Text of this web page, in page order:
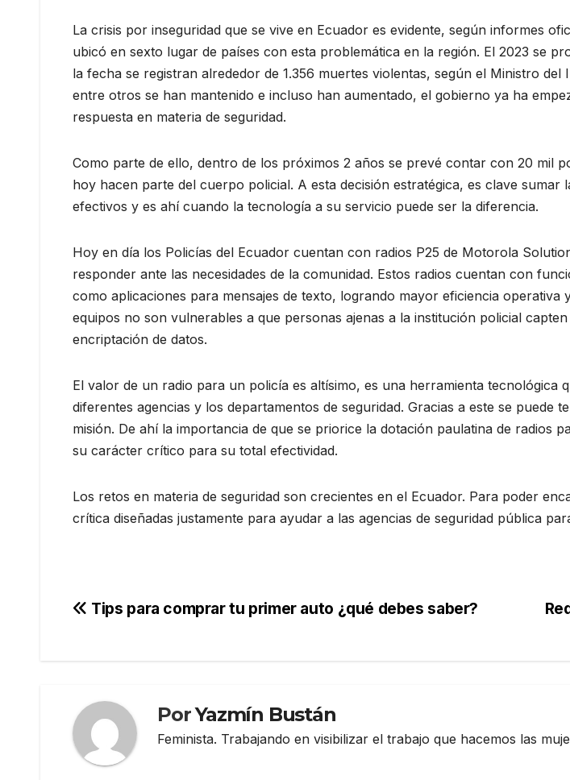
La crisis por inseguridad que se vive en Ecuador es evidente, según informes
ubicó en sexto lugar de países con esta problemática en la región. El 2023 se
la fecha se registran alrededor de 1.356 muertes violentas, según el Ministro
entre otros se han mantenido e incluso han aumentado, el gobierno ya ha
respuesta en materia de seguridad.
Como parte de ello, dentro de los próximos 2 años se prevé contar con 20 mil
hoy hacen parte del cuerpo policial. A esta decisión estratégica, es clave
efectivos y es ahí cuando la tecnología a su servicio puede ser la diferencia.
Hoy en día los Policías del Ecuador cuentan con radios P25 de Motorola
responder ante las necesidades de la comunidad. Estos radios cuentan con
como aplicaciones para mensajes de texto, logrando mayor eficiencia
equipos no son vulnerables a que personas ajenas a la institución policial
encriptación de datos.
El valor de un radio para un policía es altísimo, es una herramienta
diferentes agencias y los departamentos de seguridad. Gracias a este se
misión. De ahí la importancia de que se priorice la dotación paulatina de radios
su carácter crítico para su total efectividad.
Los retos en materia de seguridad son crecientes en el Ecuador. Para poder
crítica diseñadas justamente para ayudar a las agencias de seguridad pública
Navegación
Tips para comprar tu primer auto ¿qué debes saber?
PorYazmín Bustán
Feminista. Trabajando en visibilizar el trabajo que hacemos las